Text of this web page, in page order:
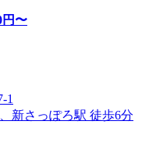
円〜
1
新さっぽろ駅 徒歩6分